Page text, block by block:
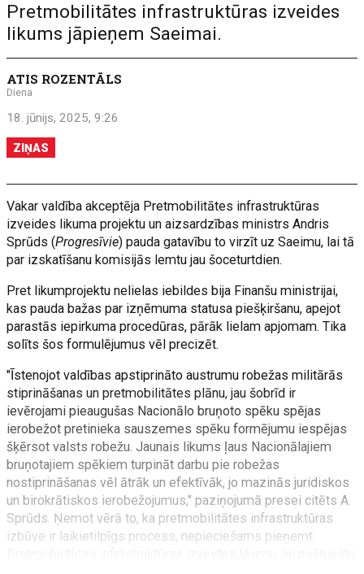
Pretmobilitātes infrastruktūras izveides
likums jāpieņem Saeimai.
ATIS ROZENTĀLS
Diena
18. jūnijs, 2025, 9:26
ZIŅAS
Vakar valdība akceptēja Pretmobilitātes infrastruktūras
izveides likuma projektu un aizsardzības ministrs Andris
Sprūds (Progresīvie) pauda gatavību to virzīt uz Saeimu, lai tā
par izskatīšanu komisijās lemtu jau šoceturtdien.
Pret likumprojektu nelielas iebildes bija Finanšu ministrijai,
kas pauda bažas par izņēmuma statusa piešķiršanu, apejot
parastās iepirkuma procedūras, pārāk lielam apjomam. Tika
solīts šos formulējumus vēl precizēt.
"Īstenojot valdības apstiprināto austrumu robežas militārās
stiprināšanas un pretmobilitātes plānu, jau šobrīd ir
ievērojami pieaugušas Nacionālo bruņoto spēku spējas
ierobežot pretinieka sauszemes spēku formējumu iespējas
šķērsot valsts robežu. Jaunais likums ļaus Nacionālajiem
bruņotajiem spēkiem turpināt darbu pie robežas
nostiprināšanas vēl ātrāk un efektīvāk, jo mazinās juridiskos
un birokrātiskos ierobežojumus," paziņojumā presei citēts A.
Sprūds. Ņemot vērā to, ka pretmobilitātes infrastruktūras
izbūve ir laikietilpīgs process, nepieciešams pieņemt